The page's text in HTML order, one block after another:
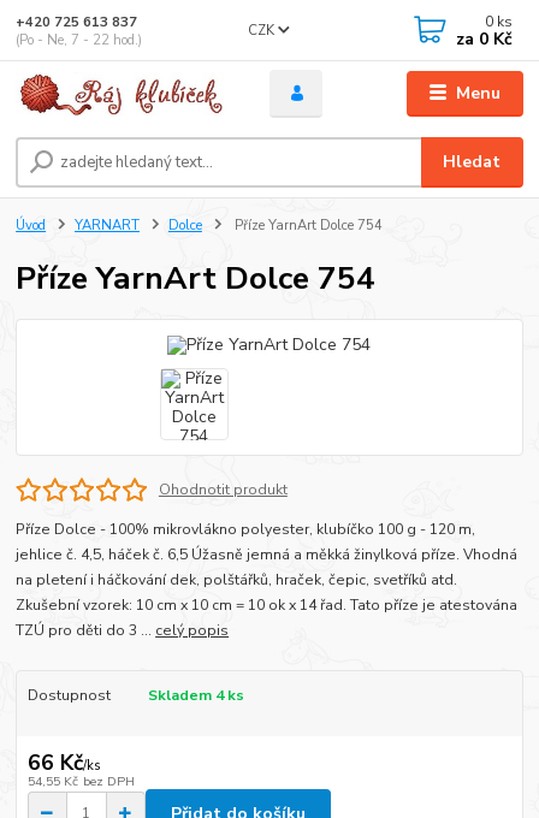
Menu
CZK
Hledat
+420 725 613 837
(Po - Ne, 7 - 22 hod.)
0 ks
za 0 Kč
Úvod YARNART Dolce Příze YarnArt Dolce 754
Příze YarnArt Dolce 754
Ohodnotit produkt
Příze Dolce - 100% mikrovlákno polyester, klubíčko 100 g - 120 m,
jehlice č. 4,5, háček č. 6,5 Úžasně jemná a měkká žinylková příze. Vhodná
na pletení i háčkování dek, polštářků, hraček, čepic, svetříků atd.
Zkušební vzorek: 10 cm x 10 cm = 10 ok x 14 řad. Tato příze je atestována
TZÚ pro děti do 3 ... celý popis
Dostupnost Skladem 4 ks
66 Kč/ks
54,55 Kč bez DPH